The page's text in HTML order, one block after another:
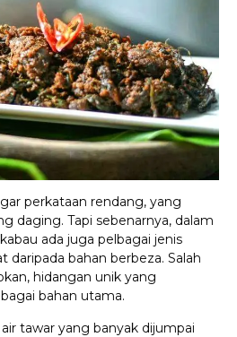
perkataan rendang, yang
daging. Tapi sebenarnya, dalam
ada juga pelbagai jenis
daripada bahan berbeza. Salah
hidangan unik yang
bahan utama.
tawar yang banyak dijumpai